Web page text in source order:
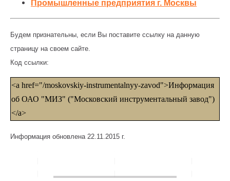
Промышленные предприятия г. Москвы
Будем признательны, если Вы поставите ссылку на данную
страницу на своем сайте.
Код ссылки:
<a href="/moskovskiy-instrumentalnyy-zavod">Информация
об ОАО "МИЗ" ("Московский инструментальный завод")
</a>
Информация обновлена 22.11.2015 г.
________________